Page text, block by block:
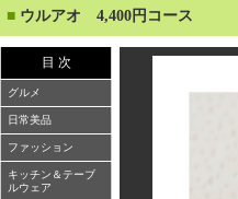
■ ウルアオ 4,400円コース
目 次
グルメ
日常美品
ファッション
キッチン＆テーブ
ルウェア